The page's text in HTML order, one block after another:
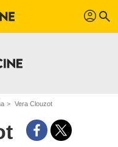
profil search
Vera Clouzot